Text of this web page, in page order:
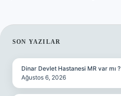
SIDEBAR
SON YAZILAR
Dinar Devlet Hastanesi MR var mı ?
Ağustos 6, 2026